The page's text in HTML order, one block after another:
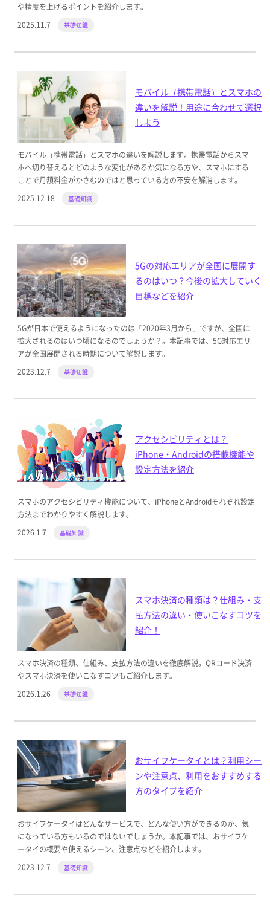
や精度を上げるポイントを紹介します。
2025.11.7
基礎知識
モバイル（携帯電話）とスマホの
違いを解説！用途に合わせて選択
しよう
モバイル（携帯電話）とスマホの違いを解説します。携帯電話からスマ
ホへ切り替えるとどのような変化があるか気になる方や、スマホにする
ことで月額料金がかさむのではと思っている方の不安を解消します。
2025.12.18
基礎知識
5Gの対応エリアが全国に展開す
るのはいつ？今後の拡大していく
目標などを紹介
5Gが日本で使えるようになったのは「2020年3月から」ですが、全国に
拡大されるのはいつ頃になるのでしょうか？。本記事では、5G対応エリ
アが全国展開される時期について解説します。
2023.12.7
基礎知識
アクセシビリティとは？
iPhone・Androidの搭載機能や
設定方法を紹介
スマホのアクセシビリティ機能について、iPhoneとAndroidそれぞれ設定
方法までわかりやすく解説します。
2026.1.7
基礎知識
スマホ決済の種類は？仕組み・支
払方法の違い・使いこなすコツを
紹介！
スマホ決済の種類、仕組み、支払方法の違いを徹底解説。QRコード決済
やスマホ決済を使いこなすコツもご紹介します。
2026.1.26
基礎知識
おサイフケータイとは？利用シー
ンや注意点、利用をおすすめする
方のタイプを紹介
おサイフケータイはどんなサービスで、どんな使い方ができるのか、気
になっている方もいるのではないでしょうか。本記事では、おサイフケ
ータイの概要や使えるシーン、注意点などを紹介します。
2023.12.7
基礎知識